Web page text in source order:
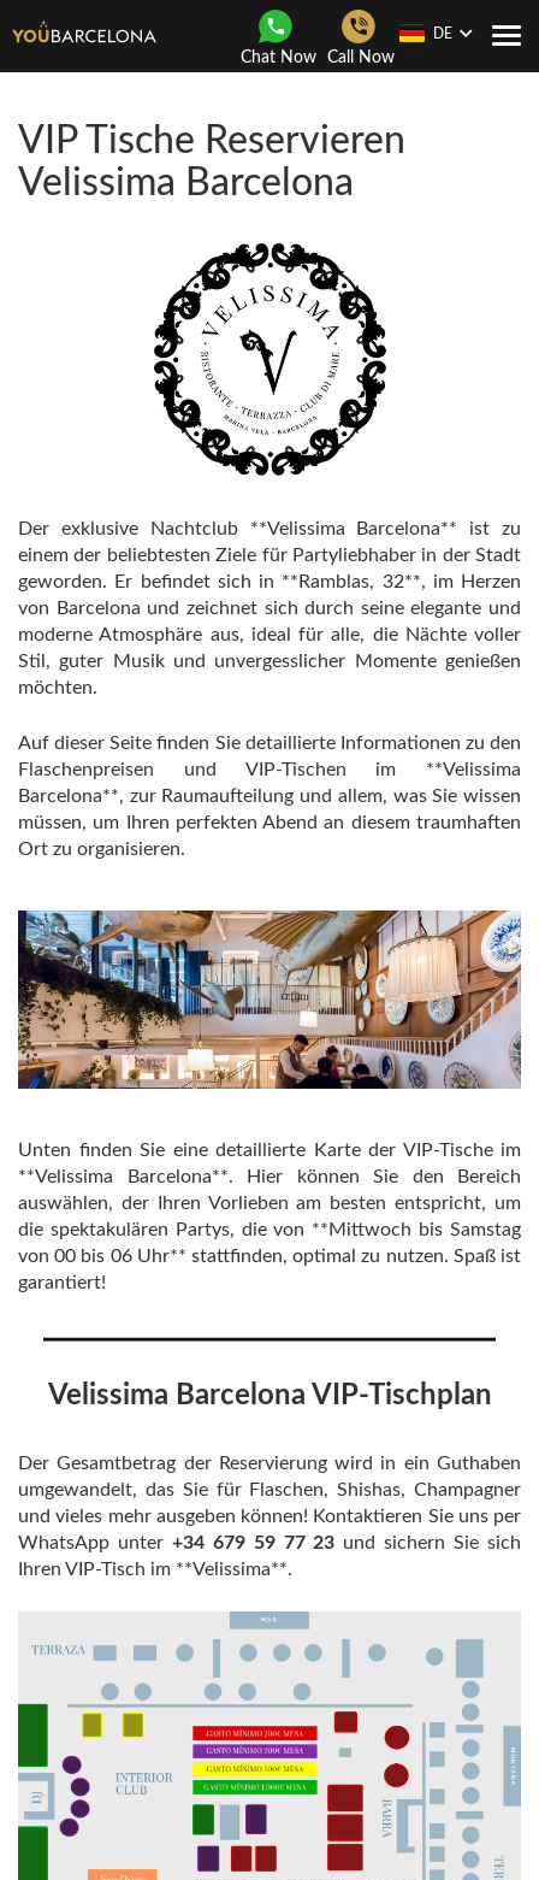
Chat Now Call Now
DE
VIP Tische Reservieren
Velissima Barcelona
Der exklusive Nachtclub **Velissima Barcelona** ist zu
einem der beliebtesten Ziele für Partyliebhaber in der Stadt
geworden. Er befindet sich in **Ramblas, 32**, im Herzen
von Barcelona und zeichnet sich durch seine elegante und
moderne Atmosphäre aus, ideal für alle, die Nächte voller
Stil, guter Musik und unvergesslicher Momente genießen
möchten.
Auf dieser Seite finden Sie detaillierte Informationen zu den
Flaschenpreisen und VIP-Tischen im **Velissima
Barcelona**, zur Raumaufteilung und allem, was Sie wissen
müssen, um Ihren perfekten Abend an diesem traumhaften
Ort zu organisieren.
Unten finden Sie eine detaillierte Karte der VIP-Tische im
**Velissima Barcelona**. Hier können Sie den Bereich
auswählen, der Ihren Vorlieben am besten entspricht, um
die spektakulären Partys, die von **Mittwoch bis Samstag
von 00 bis 06 Uhr** stattfinden, optimal zu nutzen. Spaß ist
garantiert!
Velissima Barcelona VIP-Tischplan
Der Gesamtbetrag der Reservierung wird in ein Guthaben
umgewandelt, das Sie für Flaschen, Shishas, ​​Champagner
und vieles mehr ausgeben können! Kontaktieren Sie uns per
WhatsApp unter +34 679 59 77 23 und sichern Sie sich
Ihren VIP-Tisch im **Velissima**.